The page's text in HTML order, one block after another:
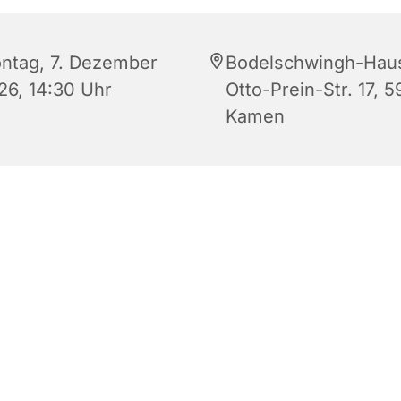
7. Dezember
14:30 Uhr
Bodelschwingh-
Otto-Prein-Str. 17,
Kamen